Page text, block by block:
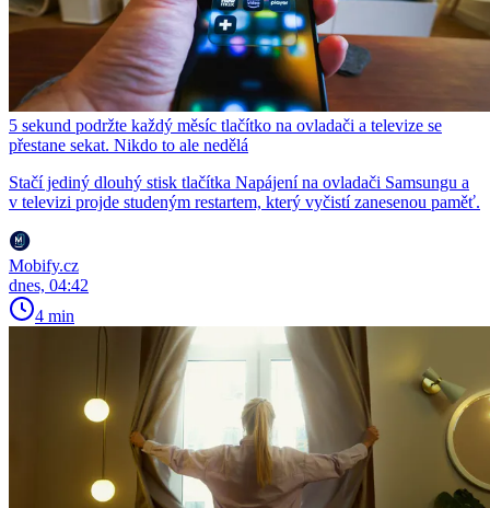
5 sekund podržte každý měsíc tlačítko na ovladači a televize se
přestane sekat. Nikdo to ale nedělá
Stačí jediný dlouhý stisk tlačítka Napájení na ovladači Samsungu a
v televizi projde studeným restartem, který vyčistí zanesenou paměť.
Mobify.cz
dnes, 04:42
4 min